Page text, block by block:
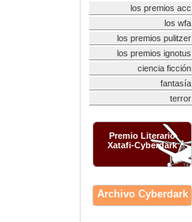
los premios acc
los wfa
los premios pulitzer
los premios ignotus
ciencia ficción
fantasía
terror
Premio Literario
Xatafi-Cyberdark
Archivo Cyberdark